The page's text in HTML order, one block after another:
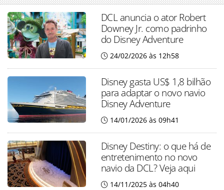
DCL anuncia o ator Robert
Downey Jr. como padrinho
do Disney Adventure
24/02/2026 às 12h58
Disney gasta US$ 1,8 bilhão
para adaptar o novo navio
Disney Adventure
14/01/2026 às 09h41
Disney Destiny: o que há de
entretenimento no novo
navio da DCL? Veja aqui
14/11/2025 às 04h40